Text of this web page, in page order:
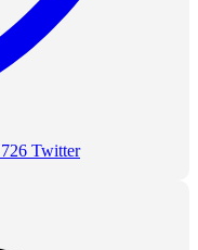
726 Twitter